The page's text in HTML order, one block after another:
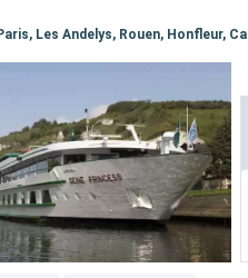
Les Andelys, Rouen, Honfleur,